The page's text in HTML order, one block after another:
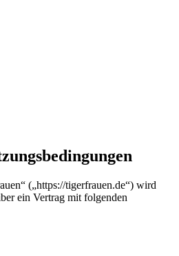
(„https://tigerfrauen.de“) wird
ein Vertrag mit folgenden